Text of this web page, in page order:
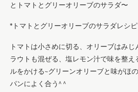
とトマトとグリーオリーブのサラダ〜
*トマトとグリーオリーブのサラダレシピ
トマトは小さめに切る、オリーブはみ
ラウトも混ぜる、塩レモン汁で味を整え
ルをかける~グリーンオリーブと味がほ
パンによく合う^ ^